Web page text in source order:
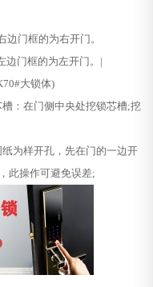
门框的为右开门。
门框的为左开门。|
大锁体)
：在门侧中央处挖锁芯槽;挖
为样开孔，先在门的一边开
此操作可避免误差;